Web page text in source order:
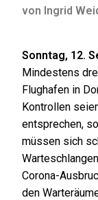
von Ingrid
Sonntag, 12.
Mindestens
Flughafen in
Kontrollen
entsprechen,
müssen sich
Corona-
den